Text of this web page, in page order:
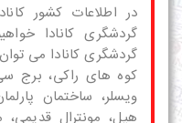
در اطلاعات کشور
گردشگری کانادا
گردشگری کانادا می
کوه های راکی، برج
ویسلر، ساختمان
هیل، مونترال